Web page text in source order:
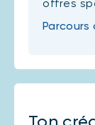
offres
Parcours